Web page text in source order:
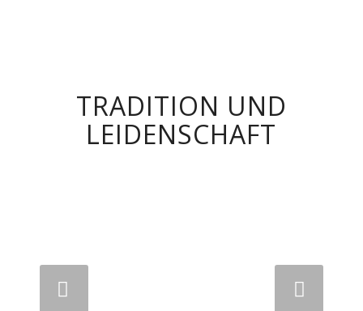
TRADITION UND
LEIDENSCHAFT